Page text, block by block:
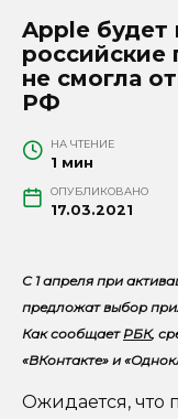
Apple будет
не смогла
РФ
НА ЧТЕНИЕ
1 мин
ОПУБЛИКОВАНО
17.03.2021
С 1 апреля при
предложат выбор
Как сообщает РБК,
«ВКонтакте» и
Ожидается, что